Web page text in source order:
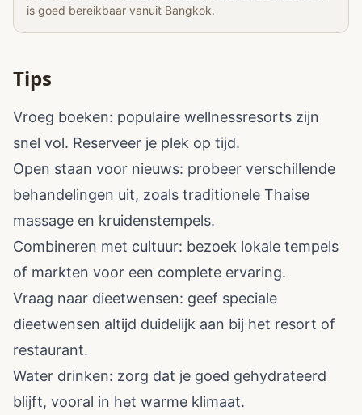
is goed bereikbaar vanuit Bangkok.
Tips
Vroeg boeken: populaire wellnessresorts zijn
snel vol. Reserveer je plek op tijd.
Open staan voor nieuws: probeer verschillende
behandelingen uit, zoals traditionele Thaise
massage en kruidenstempels.
Combineren met cultuur: bezoek lokale tempels
of markten voor een complete ervaring.
Vraag naar dieetwensen: geef speciale
dieetwensen altijd duidelijk aan bij het resort of
restaurant.
Water drinken: zorg dat je goed gehydrateerd
blijft, vooral in het warme klimaat.